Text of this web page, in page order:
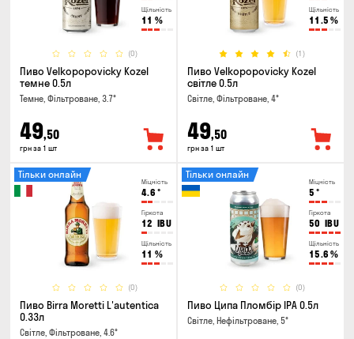
Щільність
11 %
(0)
Пиво Velkopopovicky Kozel
темне 0.5л
Темне, Фільтроване, 3.7°
49,50
грн за 1 шт
Щільність
11.5 %
(1)
Пиво Velkopopovicky Kozel
світле 0.5л
Світле, Фільтроване, 4°
49,50
грн за 1 шт
Міцність
4.6 °
Гіркота
12 IBU
Щільність
11 %
(0)
Тільки онлайн
Пиво Birra Moretti L'autentica
0.33л
Світле, Фільтроване, 4.6°
Міцність
5 °
Гіркота
50 IBU
Щільність
15.6 %
(0)
Тільки онлайн
Пиво Ципа Пломбір IPA 0.5л
Світле, Нефільтроване, 5°